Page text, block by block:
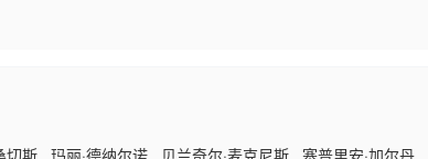
斯 玛丽·德纳尔诺 贝兰奇尔·麦克尼斯 塞普里安·加尔丹